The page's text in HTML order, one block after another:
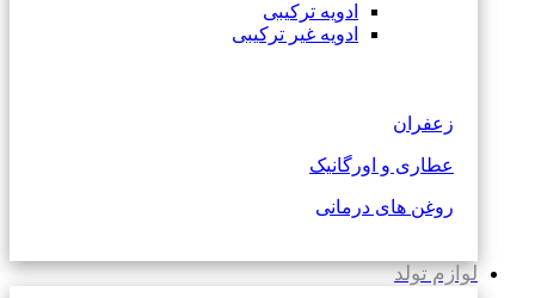
ادویه ترکیبی
ادویه غیر ترکیبی
زعفران
عطاری و اورگانیک
روغن های درمانی
لوازم تولد